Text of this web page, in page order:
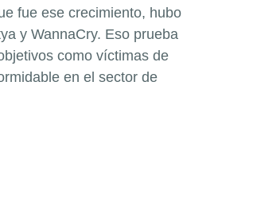
fue ese crecimiento, hubo
y WannaCry. Eso prueba
como víctimas de
en el sector de